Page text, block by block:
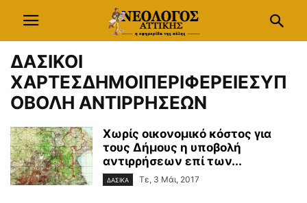
ΔΑΣΙΚΟΙ
ΧΑΡΤΕΣΔΗΜΟΙΠΕΡΙΦΕΡΕΙΕΣΥΠ
ΟΒΟΛΗ ΑΝΤΙΡΡΗΣΕΩΝ
Χωρίς οικονομικό κόστος για
τους Δήμους η υποβολή
αντιρρήσεων επί των...
ΔΑΣΙΚΑ Τε, 3 Μάι, 2017